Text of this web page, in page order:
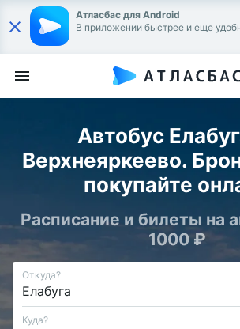
Атласбас для Android
В приложении быстрее и еще
Автобус
Верхнеяркеево.
покупайте
Расписание и билеты на
1000 ₽
Откуда?
Куда?